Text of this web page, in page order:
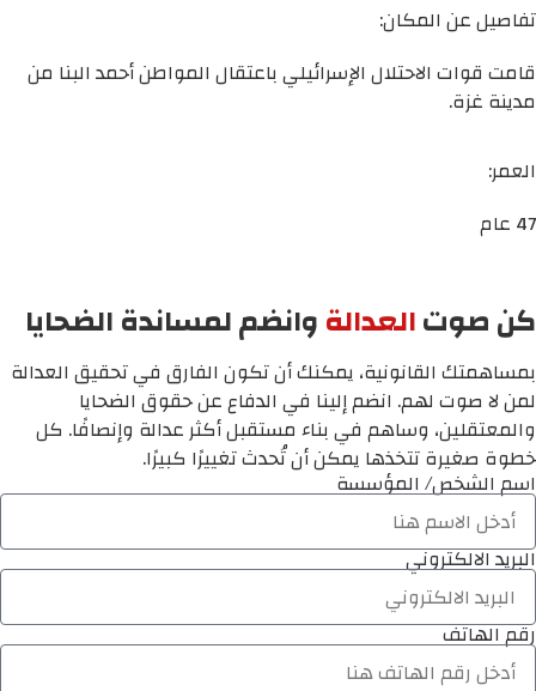
تفاصيل عن المكان:
قامت قوات الاحتلال الإسرائيلي باعتقال المواطن أحمد البنا من
مدينة غزة.
العمر:
47 عام
كن صوتالعدالةوانضم لمساندة الضحايا
بمساهمتك القانونية، يمكنك أن تكون الفارق في تحقيق العدالة
لمن لا صوت لهم. انضم إلينا في الدفاع عن حقوق الضحايا
والمعتقلين، وساهم في بناء مستقبل أكثر عدالة وإنصافًا. كل
خطوة صغيرة تتخذها يمكن أن تُحدث تغييرًا كبيرًا.
اسم الشخص/ المؤسسة
البريد الالكتروني
رقم الهاتف